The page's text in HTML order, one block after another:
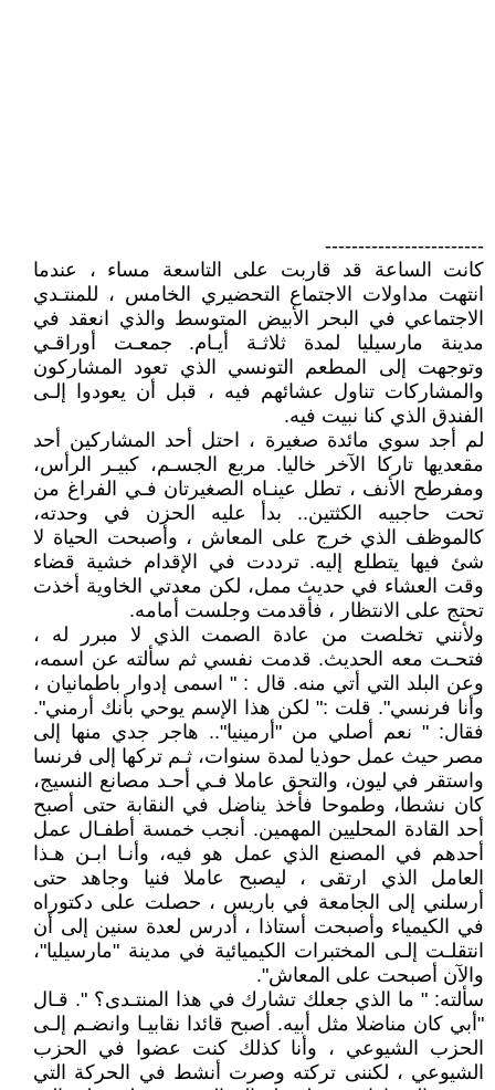
------------------------
كانت الساعة قد قاربت على التاسعة مساء ، عندما
انتهت مداولات الاجتماع التحضيري الخامس ، للمنتـدي
الاجتماعي في البحر الأبيض المتوسط والذي انعقد في
مدينة مارسيليا لمدة ثلاثـة أيـام. جمعـت أوراقـي
وتوجهت إلى المطعم التونسي الذي تعود المشاركون
والمشاركات تناول عشائهم فيه ، قبل أن يعودوا إلـى
الفندق الذي كنا نبيت فيه.
لم أجد سوي مائدة صغيرة ، احتل أحد المشاركين أحد
مقعديها تاركا الآخر خاليا. مربع الجسـم، كبيـر الرأس،
ومفرطح الأنف ، تطل عينـاه الصغيرتان فـي الفراغ من
تحت حاجبيه الكثتين.. بدأ عليه الحزن في وحدته،
كالموظف الذي خرج على المعاش ، وأصبحت الحياة لا
شئ فيها يتطلع إليه. ترددت في الإقدام خشية قضاء
وقت العشاء في حديث ممل، لكن معدتي الخاوية أخذت
تحتج على الانتظار ، فأقدمت وجلست أمامه.
ولأنني تخلصت من عادة الصمت الذي لا مبرر له ،
فتحـت معه الحديث. قدمت نفسي ثم سألته عن اسمه،
وعن البلد التي أتي منه. قال : " اسمى إدوار باطمانيان ،
وأنا فرنسي". قلت :" لكن هذا الإسم يوحي بأنك أرمني".
فقال: " نعم أصلي من "أرمينيا".. هاجر جدي منها إلى
مصر حيث عمل حوذيا لمدة سنوات، ثـم تركها إلى فرنسا
واستقر في ليون، والتحق عاملا فـي أحـد مصانع النسيج،
كان نشطا، وطموحا فأخذ يناضل في النقابة حتى أصبح
أحد القادة المحليين المهمين. أنجب خمسة أطفـال عمل
أحدهم في المصنع الذي عمل هو فيه، وأنـا ابـن هـذا
العامل الذي ارتقى ، ليصبح عاملا فنيا وجاهد حتى
أرسلني إلى الجامعة في باريس ، حصلت على دكتوراه
في الكيمياء وأصبحت أستاذا ، أدرس لعدة سنين إلى أن
انتقلـت إلـى المختبرات الكيميائية في مدينة "مارسيليا"،
والآن أصبحت على المعاش".
سألته: " ما الذي جعلك تشارك في هذا المنتـدى؟ ". قـال
"أبي كان مناضلا مثل أبيه. أصبح قائدا نقابيـا وانضـم إلـى
الحزب الشيوعي ، وأنا كذلك كنت عضوا في الحزب
الشيوعي ، لكننى تركته وصرت أنشط في الحركة التي